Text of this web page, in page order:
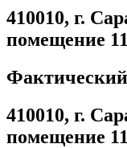
410010, г.
помещение 11
410010, г.
помещение 11